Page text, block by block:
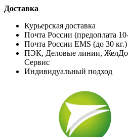
Доставка
Курьерская доставка
Почта России (предоплата
Почта России EMS (до 30 кг.)
ПЭК, Деловые линии,
Сервис
Индивидуальный подход